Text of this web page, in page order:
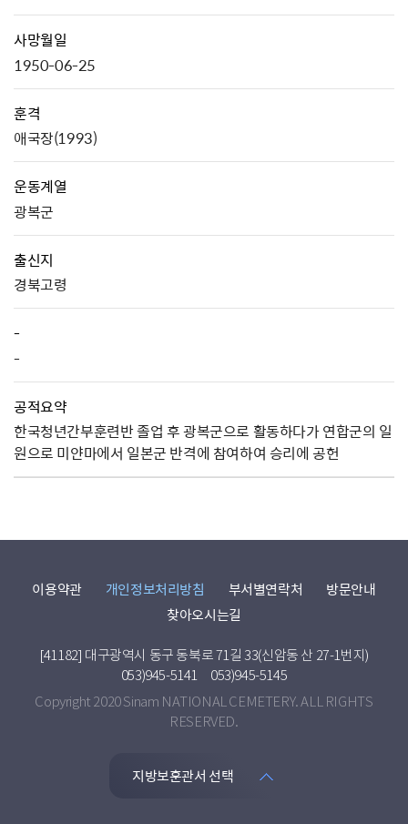
사망월일
1950-06-25
훈격
애국장(1993)
운동계열
광복군
출신지
경북고령
-
-
공적요약
한국청년간부훈련반 졸업 후 광복군으로 활동하다가 연합군의 일
원으로 미얀마에서 일본군 반격에 참여하여 승리에 공헌
이용약관 개인정보처리방침 부서별연락처
방문안내
찾아오시는길
[41182] 대구광역시 동구 동북로 71길 33(신암동 산 27-1번지)
053)945-5141
053)945-5145
Copyright 2020 Sinam NATIONAL CEMETERY. ALL RIGHTS
RESERVED.
지방보훈관서 선택